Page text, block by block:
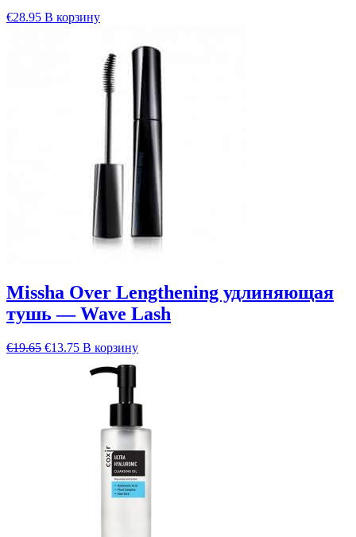
€28.95 В корзину
Missha Over Lengthening удлиняющая
тушь — Wave Lash
€19.65 Первоначальная
составляла
€13.75Текущая
€13.75.
В корзину